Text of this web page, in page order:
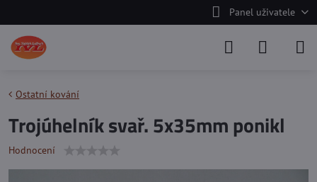
Panel uživatele
Ostatní kování
Trojúhelník svař. 5x35mm ponikl
Hodnocení